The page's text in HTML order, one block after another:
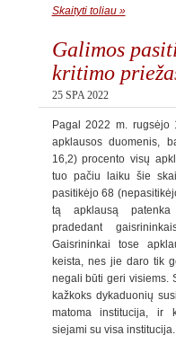
Skaityti toliau »
Galimos
kritimo
25 SPA 2022
Pagal 2022 m. rugsėjo
apklausos duomenis,
16,2) procento visų
tuo pačiu laiku šie
pasitikėjo 68
tą apklausą patenka
pradedant
Gaisrininkai tose
keista, nes jie daro tik
negali būti geri visiems.
kažkoks dykaduonių
matoma institucija, ir
siejami su visa